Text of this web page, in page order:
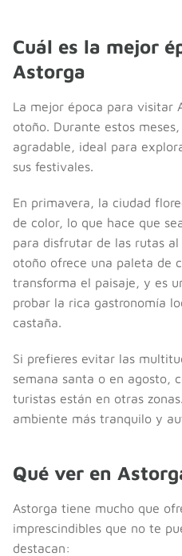
Cuál es la mejor
Astorga
La mejor época para visitar
otoño. Durante estos
agradable, ideal para
sus festivales.
En primavera, la ciudad
de color, lo que hace que
para disfrutar de las rutas
otoño ofrece una paleta de
transforma el paisaje, y es
probar la rica gastronomía
castaña.
Si prefieres evitar las
semana santa o en agosto,
turistas están en otras
ambiente más tranquilo y
Qué ver en
Astorga tiene mucho que
imprescindibles que no te
destacan: